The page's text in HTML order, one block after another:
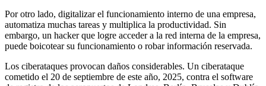
Por otro lado, digitalizar el funcionamiento interno de una empresa,
automatiza muchas tareas y multiplica la productividad. Sin
embargo, un hacker que logre acceder a la red interna de la empresa,
puede boicotear su funcionamiento o robar información reservada.
Los ciberataques provocan daños considerables. Un ciberataque
cometido el 20 de septiembre de este año, 2025, contra el software